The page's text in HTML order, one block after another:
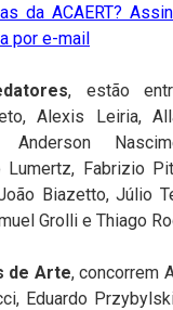
da ACAERT?
por e-mail
, estão
Alexis Leiria,
Lumertz, Fabrizio
Biazetto, Júlio
Grolli e Thiago
de Arte, concorrem
Eduardo